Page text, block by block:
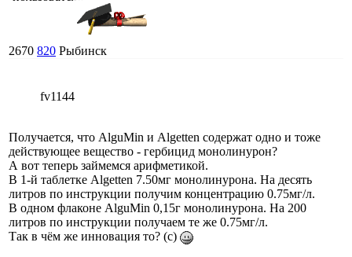
2670 820 Рыбинск
fv1144
Получается, что AlguMin и Algetten содержат одно и тоже
действующее вещество - гербицид монолинурон?
А вот теперь займемся арифметикой.
В 1-й таблетке Algetten 7.50мг монолинурона. На десять
литров по инструкции получим концентрацию 0.75мг/л.
В одном флаконе AlguMin 0,15г монолинурона. На 200
литров по инструкции получаем те же 0.75мг/л.
Так в чём же инновация то? (с)